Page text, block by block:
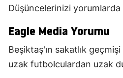
Düşüncelerinizi yorumlarda
Eagle Media Yorumu
Beşiktaş'ın sakatlık
uzak futbolculardan uzak